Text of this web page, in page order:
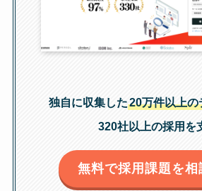
独自に収集した20万件以上の
320社以上の採用を
無料で採用課題を相